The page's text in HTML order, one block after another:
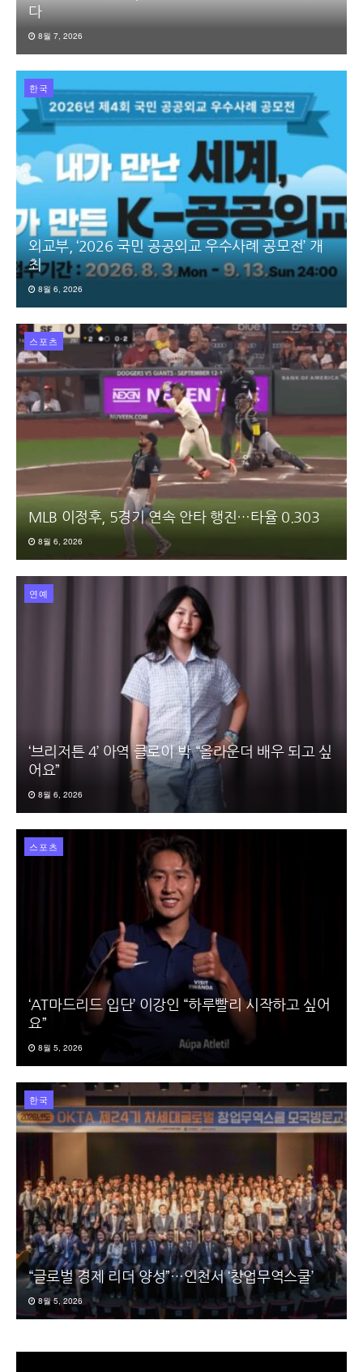
다
8월 7, 2026
한국
외교부, ‘2026 국민 공공외교 우수사례 공모전’ 개
최
8월 6, 2026
스포츠
MLB 이정후, 5경기 연속 안타 행진…타율 0.303
8월 6, 2026
연예
‘브리저튼 4’ 아역 클로이 박 “올라운더 배우 되고 싶
어요”
8월 6, 2026
스포츠
‘AT마드리드 입단’ 이강인 “하루빨리 시작하고 싶어
요”
8월 5, 2026
한국
“글로벌 경제 리더 양성”…인천서 ‘창업무역스쿨’
8월 5, 2026